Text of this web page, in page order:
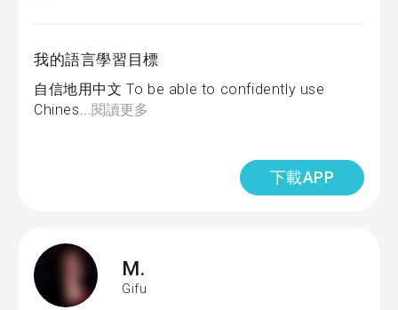
我的語言學習目標
自信地用中文 To be able to confidently use
Chines... 閱讀更多
下載APP
M.
Gifu